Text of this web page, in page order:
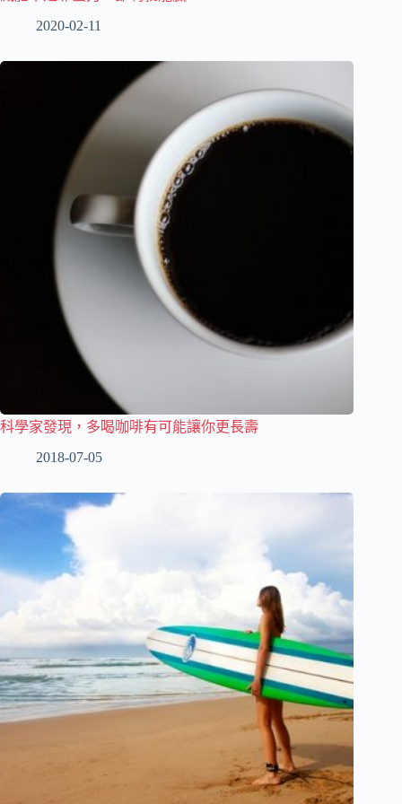
2020-02-11
科學家發現，多喝咖啡有可能讓你更長壽
2018-07-05